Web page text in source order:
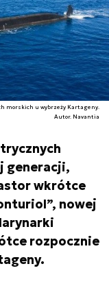
morskich u wybrzeży Kartageny.
Autor. Navantia
generacji,
wkrótce
nowej
rozpocznie